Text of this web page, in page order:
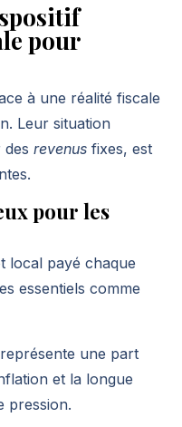
pour
à une réalité fiscale
Leur situation
desrevenus fixes, est
pour les
local payé chaque
essentiels comme
une part
et la longue
pression.